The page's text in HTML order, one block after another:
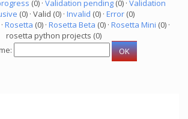
(0) · Validation pending (0) · Validation
(0) · Valid (0) · Invalid (0) · Error (0)
Rosetta (0) · Rosetta Beta (0) · Rosetta Mini (0) ·
rosetta python projects (0)